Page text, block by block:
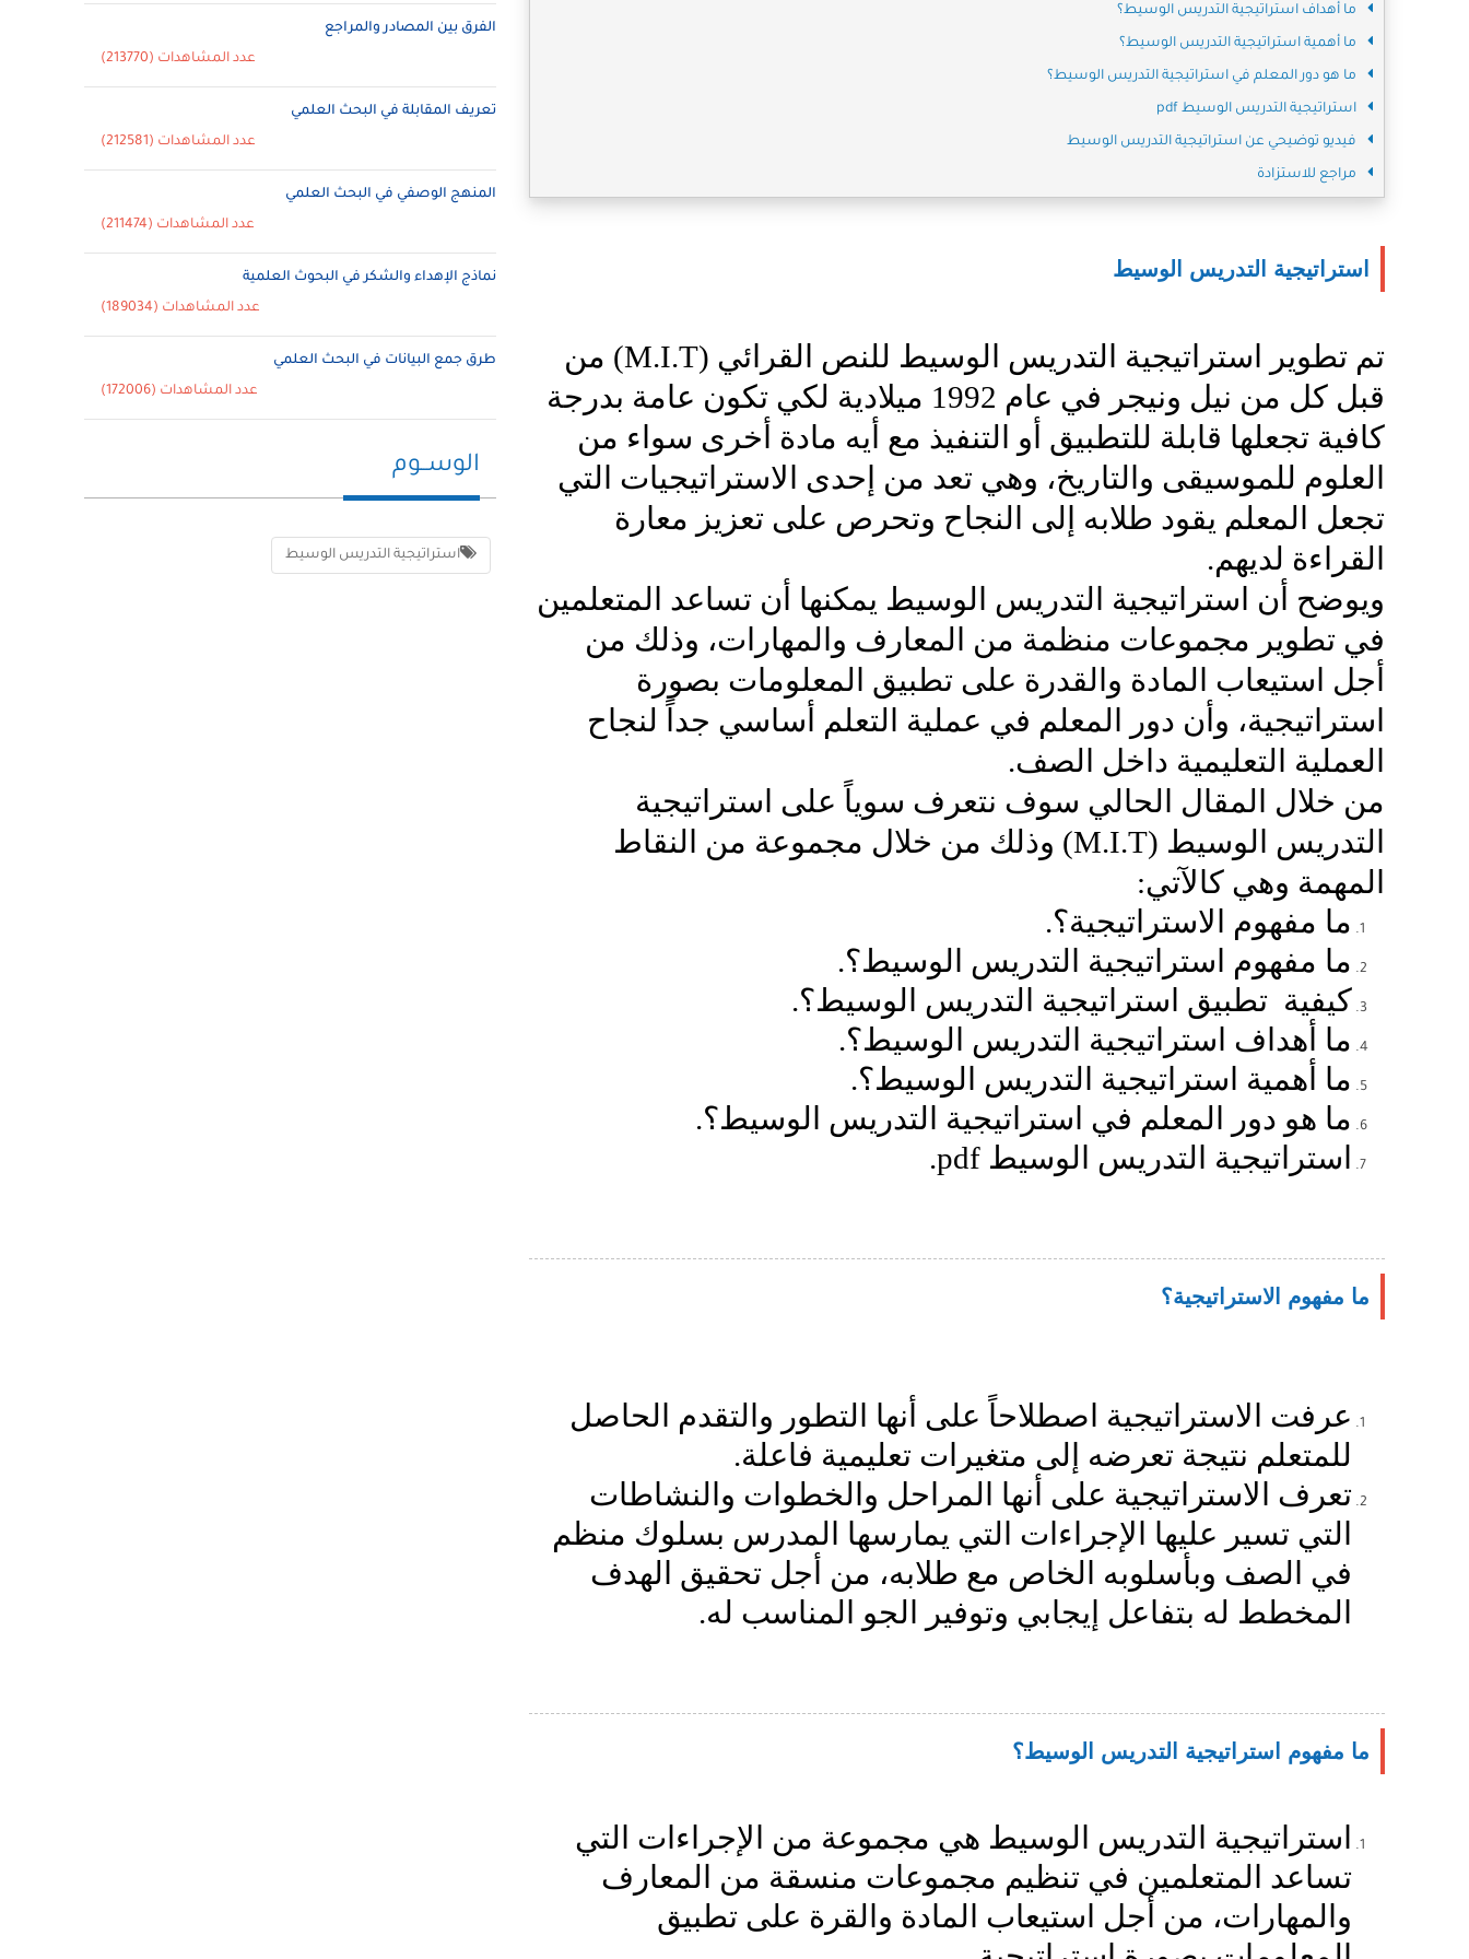
ما أهداف استراتيجية التدريس الوسيط؟
ما أهمية استراتيجية التدريس الوسيط؟
ما هو دور المعلم في استراتيجية التدريس الوسيط؟
استراتيجية التدريس الوسيط pdf
فيديو توضيحي عن استراتيجية التدريس الوسيط
مراجع للاستزادة
استراتيجية التدريس الوسيط
تم تطوير استراتيجية التدريس الوسيط للنص القرائي (M.I.T) من
قبل كل من نيل ونيجر في عام 1992 ميلادية لكي تكون عامة بدرجة
كافية تجعلها قابلة للتطبيق أو التنفيذ مع أيه مادة أخرى سواء من
العلوم للموسيقى والتاريخ، وهي تعد من إحدى الاستراتيجيات التي
تجعل المعلم يقود طلابه إلى النجاح وتحرص على تعزيز معارة
القراءة لديهم.
ويوضح أن استراتيجية التدريس الوسيط يمكنها أن تساعد المتعلمين
في تطوير مجموعات منظمة من المعارف والمهارات، وذلك من
أجل استيعاب المادة والقدرة على تطبيق المعلومات بصورة
استراتيجية، وأن دور المعلم في عملية التعلم أساسي جداً لنجاح
العملية التعليمية داخل الصف.
من خلال المقال الحالي سوف نتعرف سوياً على استراتيجية
التدريس الوسيط (M.I.T) وذلك من خلال مجموعة من النقاط
المهمة وهي كالآتي:
ما مفهوم الاستراتيجية؟.
ما مفهوم استراتيجية التدريس الوسيط؟.
كيفية تطبيق استراتيجية التدريس الوسيط؟.
ما أهداف استراتيجية التدريس الوسيط؟.
ما أهمية استراتيجية التدريس الوسيط؟.
ما هو دور المعلم في استراتيجية التدريس الوسيط؟.
استراتيجية التدريس الوسيط pdf
.
ما مفهوم الاستراتيجية؟
عرفت الاستراتيجية اصطلاحاً على أنها التطور والتقدم الحاصل
للمتعلم نتيجة تعرضه إلى متغيرات تعليمية فاعلة.
تعرف الاستراتيجية على أنها المراحل والخطوات والنشاطات
التي تسير عليها الإجراءات التي يمارسها المدرس بسلوك منظم
في الصف وبأسلوبه الخاص مع طلابه، من أجل تحقيق الهدف
المخطط له بتفاعل إيجابي وتوفير الجو المناسب له.
ما مفهوم استراتيجية التدريس الوسيط؟
استراتيجية التدريس الوسيط هي مجموعة من الإجراءات التي
تساعد المتعلمين في تنظيم مجموعات منسقة من المعارف
والمهارات، من أجل استيعاب المادة والقرة على تطبيق
الفرق بين المصادر والمراجع
عدد المشاهدات (213770)
تعريف المقابلة في البحث العلمي
عدد المشاهدات (212581)
المنهج الوصفي في البحث العلمي
عدد المشاهدات (211474)
نماذج الإهداء والشكر في البحوث العلمية
عدد المشاهدات (189034)
طرق جمع البيانات في البحث العلمي
عدد المشاهدات (172006)
الوســوم
استراتيجية التدريس الوسيط